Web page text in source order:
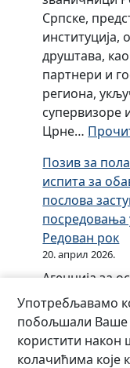
о
з
в
о
л
е
з
р
а
д
д
р
т
в
у
з
Српске,
институција,
друштава,
партнери и
региона,
супервизоре
Црне…
Позив за
испита за
послова
посредовања
Редован рок
20. април 2026.
Агенција за
Републике
кандидата
полагање
Употребљавамо
побољшали Ваше
користити након
колачићима које